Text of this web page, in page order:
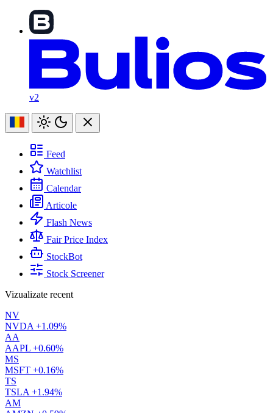
v2
Feed
Watchlist
Calendar
Articole
Flash News
Fair Price Index
StockBot
Stock Screener
Vizualizate recent
NV
NVDA +1.09%
AA
AAPL +0.60%
MS
MSFT +0.16%
TS
TSLA +1.94%
AM